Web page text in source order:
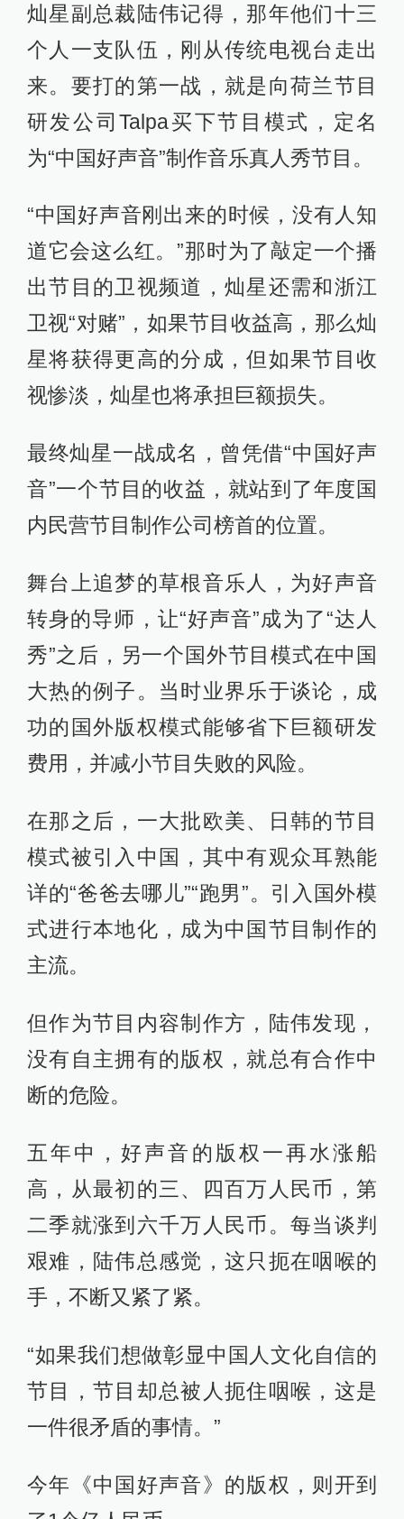
灿星副总裁陆伟记得，那年他们十三
个人一支队伍，刚从传统电视台走出
来。要打的第一战，就是向荷兰节目
研发公司Talpa买下节目模式，定名
为“中国好声音”制作音乐真人秀节目。
“中国好声音刚出来的时候，没有人知
道它会这么红。”那时为了敲定一个播
出节目的卫视频道，灿星还需和浙江
卫视“对赌”，如果节目收益高，那么灿
星将获得更高的分成，但如果节目收
视惨淡，灿星也将承担巨额损失。
最终灿星一战成名，曾凭借“中国好声
音”一个节目的收益，就站到了年度国
内民营节目制作公司榜首的位置。
舞台上追梦的草根音乐人，为好声音
转身的导师，让“好声音”成为了“达人
秀”之后，另一个国外节目模式在中国
大热的例子。当时业界乐于谈论，成
功的国外版权模式能够省下巨额研发
费用，并减小节目失败的风险。
在那之后，一大批欧美、日韩的节目
模式被引入中国，其中有观众耳熟能
详的“爸爸去哪儿”“跑男”。引入国外模
式进行本地化，成为中国节目制作的
主流。
但作为节目内容制作方，陆伟发现，
没有自主拥有的版权，就总有合作中
断的危险。
五年中，好声音的版权一再水涨船
高，从最初的三、四百万人民币，第
二季就涨到六千万人民币。每当谈判
艰难，陆伟总感觉，这只扼在咽喉的
手，不断又紧了紧。
“如果我们想做彰显中国人文化自信的
节目，节目却总被人扼住咽喉，这是
一件很矛盾的事情。”
今年《中国好声音》的版权，则开到